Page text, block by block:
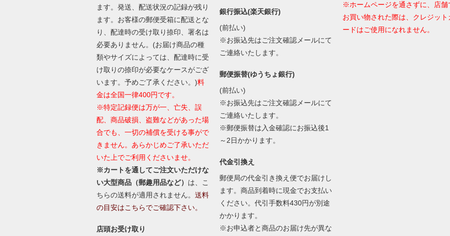
ます。発送、配送状況の記録が残り
ます。お客様の郵便受箱に配送とな
り、配達時の受け取り捺印、署名は
必要ありません。(お届け商品の種
類やサイズによっては、配達時に受
け取りの捺印が必要なケースがござ
います。予めご了承ください。)料
金は全国一律400円です。
※特定記録便は万が一、亡失、誤
配、商品破損、盗難などがあった場
合でも、一切の補償を受ける事がで
きません。あらかじめご了承いただ
いた上でご利用くださいませ。
※カートを通してご注文いただけな
い大型商品（郵趣用品など） は、こ
ちらの送料が適用されません。 送料
の目安はこちらでご確認下さい。
店頭お受け取り
銀行振込(楽天銀行)
(前払い)
※お振込先はご注文確認メールにて
ご連絡いたします。
郵便振替(ゆうちょ銀行)
(前払い)
※お振込先はご注文確認メールにて
ご連絡いたします。
※郵便振替は入金確認にお振込後1
～2日かかります。
代金引換え
郵便局の代金引き換え便でお届けし
ます。商品到着時に現金でお支払い
ください。代引手数料430円が別途
かかります。
※お申込者と商品のお届け先が異な
※ホームページを通さずに、店舗
お買い物された際は、クレジット
ードはご使用になれません。